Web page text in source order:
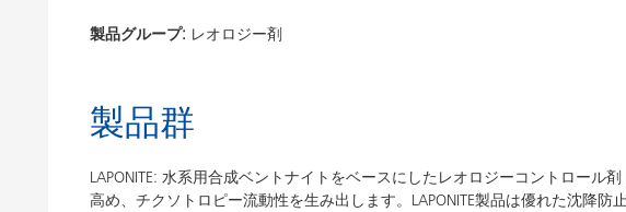
製品グループ: レオロジー剤
製品群
LAPONITE: 水系用合成ベントナイトをベースにしたレオロジーコントロール
高め、チクソトロピー流動性を生み出します。LAPONITE製品は優れた沈降